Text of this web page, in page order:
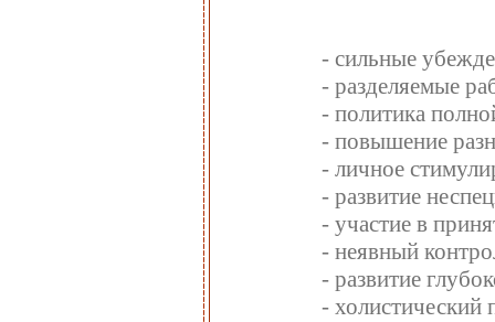
- сильные
- разделяемые
- политика
- повышение
- личное
- развитие
- участие в
- неявный
- развитие
- холистический